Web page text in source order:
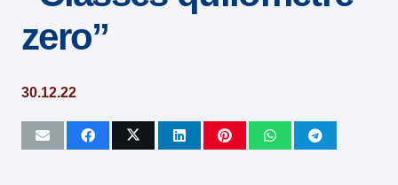
accesibilidad.
zero”
30.12.22